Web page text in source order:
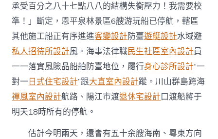
承受百分之八十七點八八的結構失衡壓力！我需要校
準！」斷定，恩平泉林景區6艘游玩船已停航，轄區
其他施工船正有序進進客變設計防臺遊艇設計水域避
私人招待所設計風。海事法律職民生社區室內設計員
一一落實風險品船舶防臺地位，履行身心診所設計“一
對一日式住宅設計”跟大直室內設計蹤。川山群島跨海
禪風室內設計航路、陽江市渡退休宅設計口渡船將于
明天18時所有的停航。
估計今明兩天，還會有五十余艘海南、粵東方向